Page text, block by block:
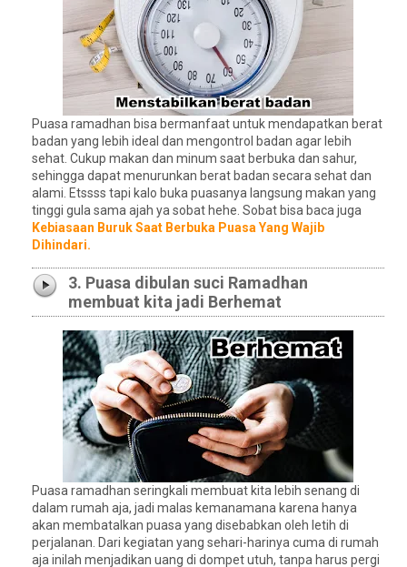
Puasa ramadhan bisa bermanfaat untuk mendapatkan berat
badan yang lebih ideal dan mengontrol badan agar lebih
sehat. Cukup makan dan minum saat berbuka dan sahur,
sehingga dapat menurunkan berat badan secara sehat dan
alami. Etssss tapi kalo buka puasanya langsung makan yang
tinggi gula sama ajah ya sobat hehe. Sobat bisa baca juga
Kebiasaan Buruk Saat Berbuka Puasa Yang Wajib
Dihindari.
3. Puasa dibulan suci Ramadhan
membuat kita jadi Berhemat
Puasa ramadhan seringkali membuat kita lebih senang di
dalam rumah aja, jadi malas kemanamana karena hanya
akan membatalkan puasa yang disebabkan oleh letih di
perjalanan. Dari kegiatan yang sehari-harinya cuma di rumah
aja inilah menjadikan uang di dompet utuh, tanpa harus pergi